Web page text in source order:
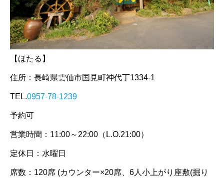
【ほたる】
住所：長崎県雲仙市国見町神代丁1334-1
TEL.0957-78-1239
予約可
営業時間：11:00～22:00（L.O.21:00）
定休日：水曜日
席数：120席 (カウンター×20席、6人小上がり座敷(掘り